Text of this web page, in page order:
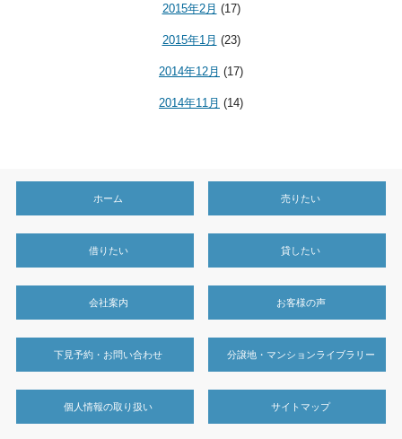
2015年2月 (17)
2015年1月 (23)
2014年12月 (17)
2014年11月 (14)
ホーム 売りたい
借りたい 貸したい
会社案内 お客様の声
下見予約・お問い合わせ 分譲地・マンションライブラリー
個人情報の取り扱い サイトマップ